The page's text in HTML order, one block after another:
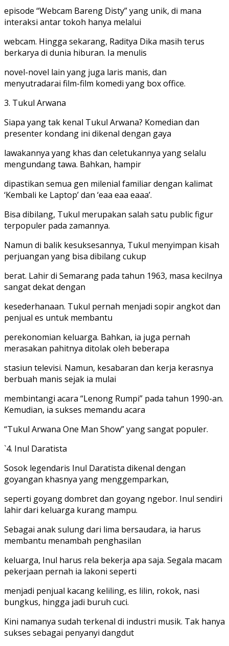
episode “Webcam Bareng Disty” yang unik, di mana
interaksi antar tokoh hanya melalui
webcam. Hingga sekarang, Raditya Dika masih terus
berkarya di dunia hiburan. Ia menulis
novel-novel lain yang juga laris manis, dan
menyutradarai film-film komedi yang box office.
3. Tukul Arwana
Siapa yang tak kenal Tukul Arwana? Komedian dan
presenter kondang ini dikenal dengan gaya
lawakannya yang khas dan celetukannya yang selalu
mengundang tawa. Bahkan, hampir
dipastikan semua gen milenial familiar dengan kalimat
‘Kembali ke Laptop’ dan ‘eaa eaa eaaa’.
Bisa dibilang, Tukul merupakan salah satu public figur
terpopuler pada zamannya.
Namun di balik kesuksesannya, Tukul menyimpan kisah
perjuangan yang bisa dibilang cukup
berat. Lahir di Semarang pada tahun 1963, masa kecilnya
sangat dekat dengan
kesederhanaan. Tukul pernah menjadi sopir angkot dan
penjual es untuk membantu
perekonomian keluarga. Bahkan, ia juga pernah
merasakan pahitnya ditolak oleh beberapa
stasiun televisi. Namun, kesabaran dan kerja kerasnya
berbuah manis sejak ia mulai
membintangi acara “Lenong Rumpi” pada tahun 1990-an.
Kemudian, ia sukses memandu acara
“Tukul Arwana One Man Show” yang sangat populer.
`4. Inul Daratista
Sosok legendaris Inul Daratista dikenal dengan
goyangan khasnya yang menggemparkan,
seperti goyang dombret dan goyang ngebor. Inul sendiri
lahir dari keluarga kurang mampu.
Sebagai anak sulung dari lima bersaudara, ia harus
membantu menambah penghasilan
keluarga, Inul harus rela bekerja apa saja. Segala macam
pekerjaan pernah ia lakoni seperti
menjadi penjual kacang keliling, es lilin, rokok, nasi
bungkus, hingga jadi buruh cuci.
Kini namanya sudah terkenal di industri musik. Tak hanya
sukses sebagai penyanyi dangdut